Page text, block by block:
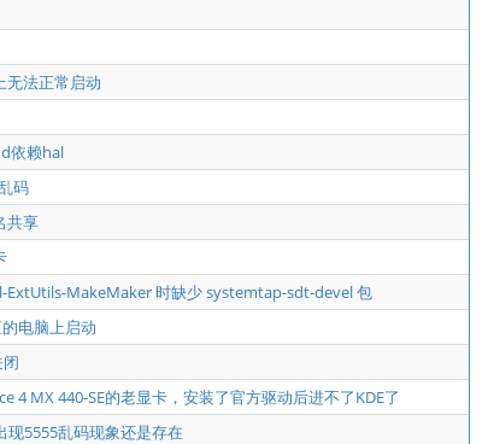
无法正常启动
依赖hal
码
共享
ExtUtils-MakeMaker 时缺少 systemtap-sdt-devel 包
电脑上启动
4 MX 440-SE的老显卡，安装了官方驱动后进不了KDE了
现5555乱码现象还是存在